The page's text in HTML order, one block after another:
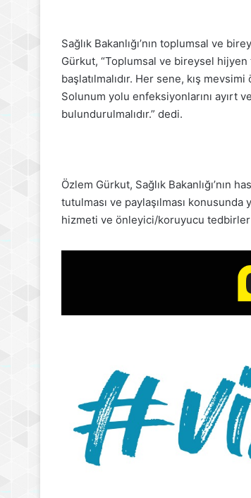
Sağlık Bakanlığı’nın toplumsal ve
Gürkut, “Toplumsal ve bireysel hijyen
başlatılmalıdır. Her sene, kış
Solunum yolu enfeksiyonlarını ayırt
bulundurulmalıdır.” dedi.
Özlem Gürkut, Sağlık Bakanlığı’nın
tutulması ve paylaşılması
hizmeti ve önleyici/koruyucu tedbirler